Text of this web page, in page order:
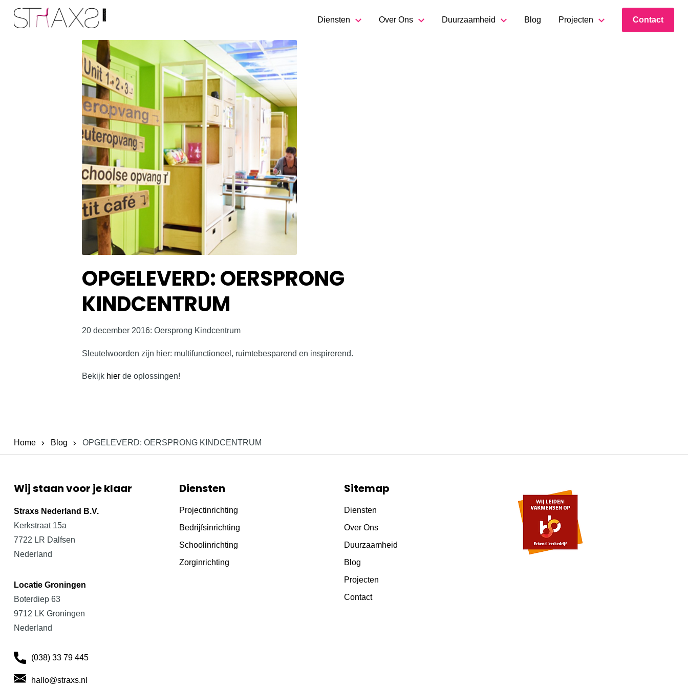
Logo Straxs
Diensten Over Ons Duurzaamheid Blog Projecten Contact
OPGELEVERD: OERSPRONG
KINDCENTRUM
20 december 2016: Oersprong Kindcentrum
Sleutelwoorden zijn hier: multifunctioneel, ruimtebesparend en inspirerend.
Bekijk hier de oplossingen!
Home Blog OPGELEVERD: OERSPRONG KINDCENTRUM
Wij staan voor je klaar
Straxs Nederland B.V.
Kerkstraat 15a
7722 LR Dalfsen
Nederland
Locatie Groningen
Boterdiep 63
9712 LK Groningen
Nederland
(038) 33 79 445
hallo@straxs.nl
Diensten
Projectinrichting
Bedrijfsinrichting
Schoolinrichting
Zorginrichting
Sitemap
Diensten
Over Ons
Duurzaamheid
Blog
Projecten
Contact